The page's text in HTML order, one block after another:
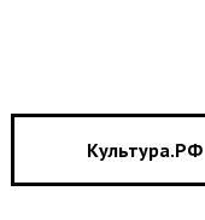
Культура.РФ